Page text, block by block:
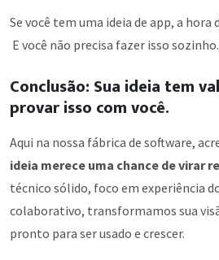
Se você tem uma ideia de app, a hora
E você não precisa fazer isso sozinho.
Conclusão: Sua ideia tem
provar isso com você.
Aqui na nossa fábrica de software,
ideia merece uma chance de virar
técnico sólido, foco em experiência
colaborativo, transformamos sua
pronto para ser usado e crescer.